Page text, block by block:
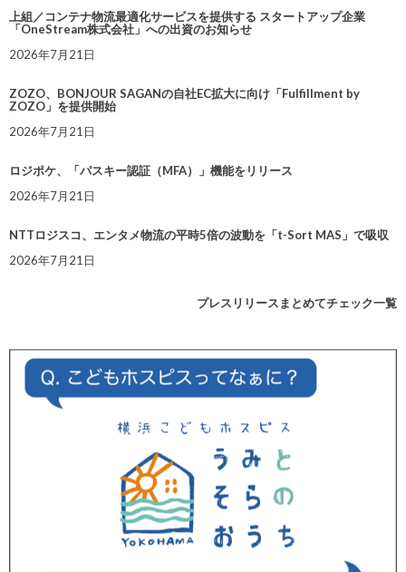
上組／コンテナ物流最適化サービスを提供する スタートアップ企業
「OneStream株式会社」への出資のお知らせ
2026年7月21日
ZOZO、BONJOUR SAGANの自社EC拡大に向け「Fulfillment by
ZOZO」を提供開始
2026年7月21日
ロジポケ、「パスキー認証（MFA）」機能をリリース
2026年7月21日
NTTロジスコ、エンタメ物流の平時5倍の波動を「t-Sort MAS」で吸収
2026年7月21日
プレスリリースまとめてチェック一覧